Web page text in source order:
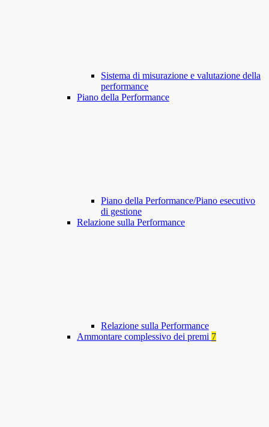
Sistema di misurazione e valutazione della
performance
Piano della Performance
Piano della Performance/Piano esecutivo
di gestione
Relazione sulla Performance
Relazione sulla Performance
Ammontare complessivo dei premi 7